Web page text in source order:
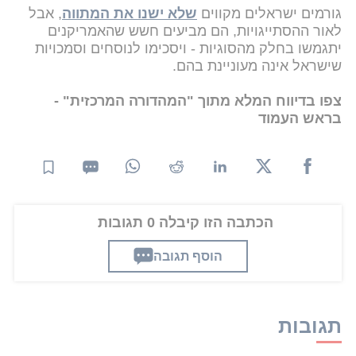
גורמים ישראלים מקווים שלא ישנו את המתווה, אבל
לאור ההסתייגויות, הם מביעים חשש שהאמריקנים
יתגמשו בחלק מהסוגיות - ויסכימו לנוסחים וסמכויות
שישראל אינה מעוניינת בהם.
צפו בדיווח המלא מתוך "המהדורה המרכזית" -
בראש העמוד
הכתבה הזו קיבלה 0 תגובות
הוסף תגובה
תגובות